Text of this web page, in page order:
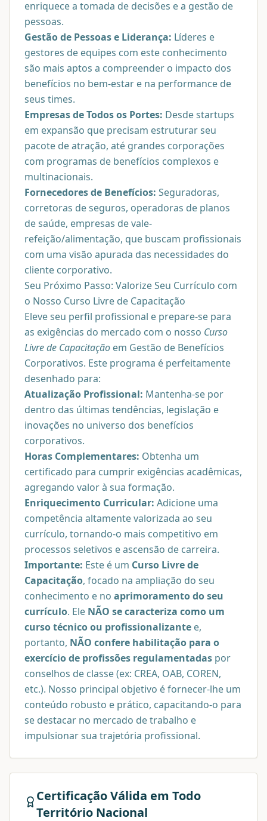
enriquece a tomada de decisões e a gestão de
pessoas.
Gestão de Pessoas e Liderança: Líderes e
gestores de equipes com este conhecimento
são mais aptos a compreender o impacto dos
benefícios no bem-estar e na performance de
seus times.
Empresas de Todos os Portes: Desde startups
em expansão que precisam estruturar seu
pacote de atração, até grandes corporações
com programas de benefícios complexos e
multinacionais.
Fornecedores de Benefícios: Seguradoras,
corretoras de seguros, operadoras de planos
de saúde, empresas de vale-
refeição/alimentação, que buscam profissionais
com uma visão apurada das necessidades do
cliente corporativo.
Seu Próximo Passo: Valorize Seu Currículo com
o Nosso Curso Livre de Capacitação
Eleve seu perfil profissional e prepare-se para
as exigências do mercado com o nosso Curso
Livre de Capacitação em Gestão de Benefícios
Corporativos. Este programa é perfeitamente
desenhado para:
Atualização Profissional: Mantenha-se por
dentro das últimas tendências, legislação e
inovações no universo dos benefícios
corporativos.
Horas Complementares: Obtenha um
certificado para cumprir exigências acadêmicas,
agregando valor à sua formação.
Enriquecimento Curricular: Adicione uma
competência altamente valorizada ao seu
currículo, tornando-o mais competitivo em
processos seletivos e ascensão de carreira.
Importante: Este é um Curso Livre de
Capacitação, focado na ampliação do seu
conhecimento e no aprimoramento do seu
currículo. Ele NÃO se caracteriza como um
curso técnico ou profissionalizante e,
portanto, NÃO confere habilitação para o
exercício de profissões regulamentadas por
conselhos de classe (ex: CREA, OAB, COREN,
etc.). Nosso principal objetivo é fornecer-lhe um
conteúdo robusto e prático, capacitando-o para
se destacar no mercado de trabalho e
impulsionar sua trajetória profissional.
Certificação Válida em Todo
Território Nacional